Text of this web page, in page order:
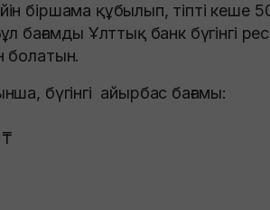
біршама құбылып, тіпті кеше
бағамды Ұлттық банк бүгінгі
болатын.
бүгінгі айырбас бағамы: